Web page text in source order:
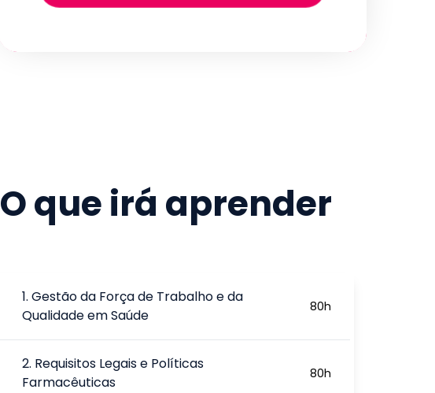
O que irá aprender
1.Gestão da Força de Trabalho e da
Qualidade em Saúde
80h
2. Requisitos Legais e Políticas
Farmacêuticas
80h